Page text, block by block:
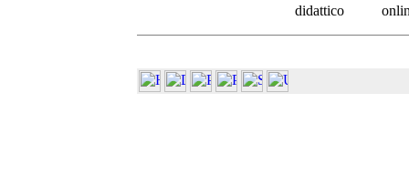
didattico